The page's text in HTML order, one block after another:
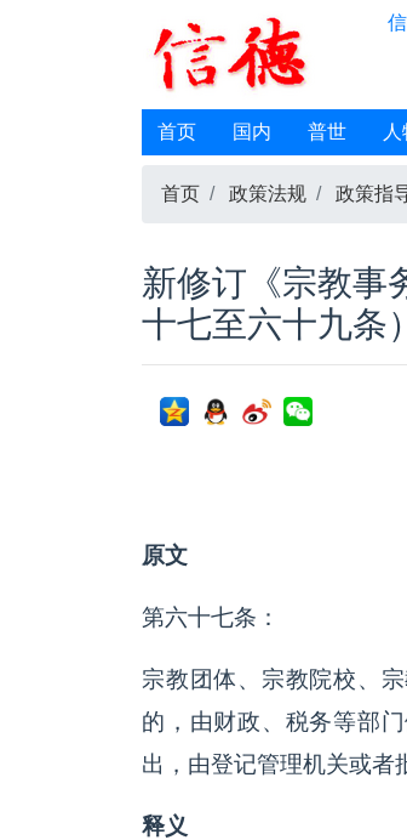
首页 国内 普世 人
首页 政策法规 政策指
新修订《宗教事
十七至六十九条）
原文
第六十七条：
宗教团体、宗教院校、
的，由财政、税务等部
出，由登记管理机关或者
释义